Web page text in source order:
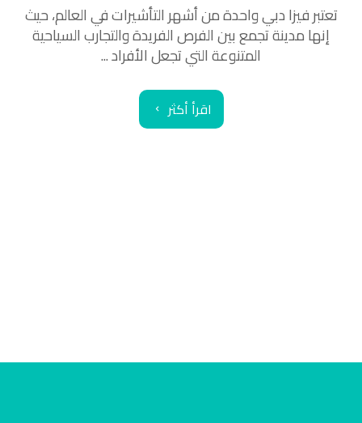
تعتبر فيزا دبي واحدة من أشهر التأشيرات في العالم، حيث
إنها مدينة تجمع بين الفرص الفريدة والتجارب السياحية
المتنوعة التي تجعل الأفراد ...
اقرأ أكثر